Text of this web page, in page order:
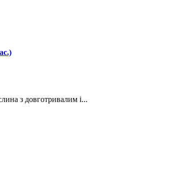
з довготривалим і...